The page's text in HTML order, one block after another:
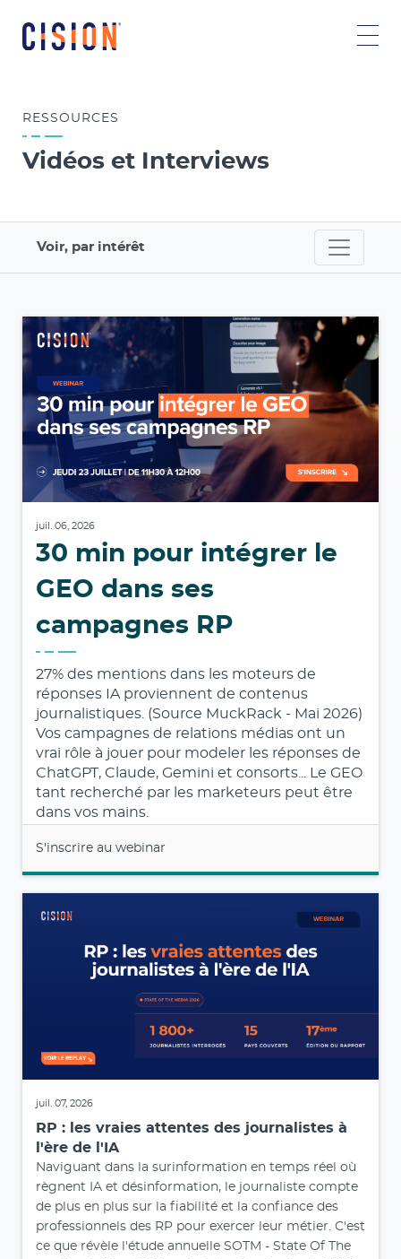
RESSOURCES
Vidéos et Interviews
Voir, par intérêt
juil. 06, 2026
30 min pour intégrer le
GEO dans ses
campagnes RP
27% des mentions dans les moteurs de
réponses IA proviennent de contenus
journalistiques. (Source MuckRack - Mai 2026)
Vos campagnes de relations médias ont un
vrai rôle à jouer pour modeler les réponses de
ChatGPT, Claude, Gemini et consorts... Le GEO
tant recherché par les marketeurs peut être
dans vos mains.
S'inscrire au webinar
juil. 07, 2026
RP : les vraies attentes des journalistes à
l'ère de l'IA
Naviguant dans la surinformation en temps réel où
règnent IA et désinformation, le journaliste compte
de plus en plus sur la fiabilité et la confiance des
professionnels des RP pour exercer leur métier. C'est
ce que révèle l'étude annuelle SOTM - State Of The